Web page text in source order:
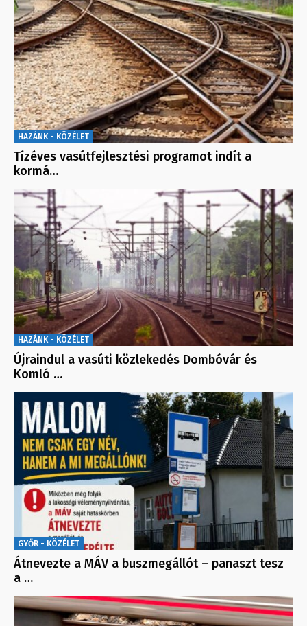
HAZÁNK - KÖZÉLET
Tízéves vasútfejlesztési programot indít a
kormá…
HAZÁNK - KÖZÉLET
Újraindul a vasúti közlekedés Dombóvár és
Komló …
GYŐR - KÖZÉLET
Átnevezte a MÁV a buszmegállót – panaszt tesz
a …